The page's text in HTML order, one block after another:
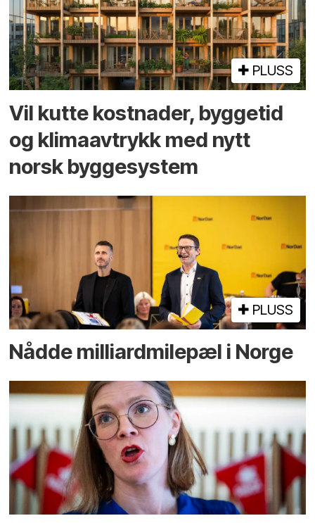
PLUSS
Vil kutte kostnader, byggetid
og klima­avtrykk med nytt
norsk bygge­system
PLUSS
Nådde milliard­­milepæl i Norge